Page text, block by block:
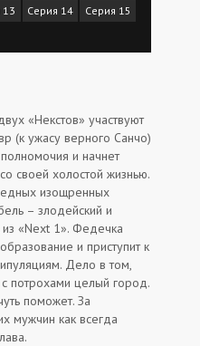
13 Серия 14
Серия 15
«Некстов» участвуют
(к ужасу верного Санчо)
и начнет
своей холостой жизнью.
изощренных
– злодейский и
«Next 1». Федечка
и приступит к
Дело в том,
потрохами целый город.
поможет. За
мужчин как всегда